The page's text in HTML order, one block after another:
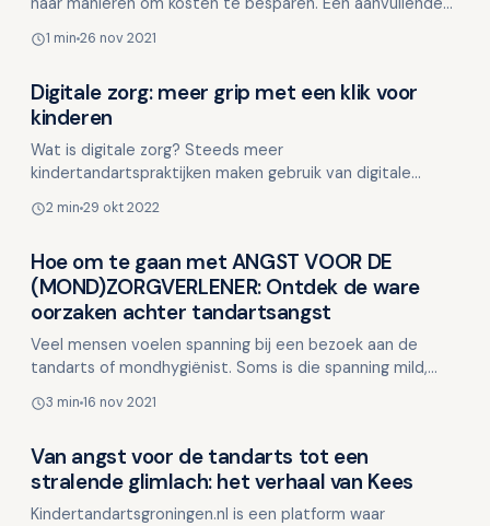
1 min 26 nov 2021
Overig nieuws
Digitale zorg: meer grip met een klik voor
kinderen
Wat is digitale zorg? Steeds meer
kindertandartspraktijken maken gebruik van digitale
wijzigen je mo…
2 min 29 okt 2022
Overig nieuws
Hoe om te gaan met ANGST VOOR DE
(MOND)ZORGVERLENER: Ontdek de ware
oorzaken achter tandartsangst
Veel mensen voelen spanning bij een bezoek aan de
tandarts of mondhygiënist. Soms is die spanning mild,
3 min 16 nov 2021
Overig nieuws
Van angst voor de tandarts tot een
stralende glimlach: het verhaal van Kees
Kindertandartsgroningen.nl is een platform waar